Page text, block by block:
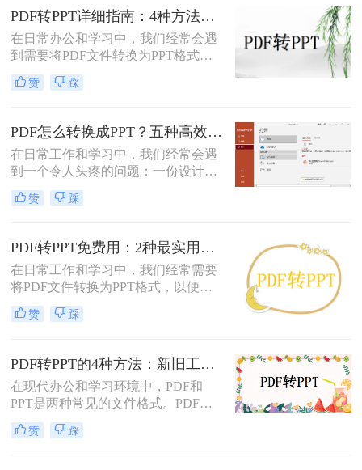
ppt文档呢？本文将介绍三种常用的
PDF转PPT的方法，帮助您轻松完成
PDF到PPT的转换。
PDF转PPT详细指南：4种方法的参数配置和输出效果调优！
在日常办公和学习中，我们经常会遇
到需要将PDF文件转换为PPT格式的
情况。无论是为了便于演示还是进一
步编辑，掌握有效的转换方法都是必
本文将详细介绍几种常用的方法。
赞 踩
PDF怎么转换成PPT？五种高效方法，适用不同场景全解析！
在日常工作和学习中，我们经常会遇
到一个令人头疼的问题：一份设计精
美、内容详实的PDF文档，需要被转
换为可编辑、可演示的
修改内容、调整逻辑，或是直接用于
会议汇报。然而，由于PDF格式本身
是为了稳定显示而非编辑而设计的，
这项转换工作常常伴随着格式错乱、
排版混乱、图片丢失等“车祸现场”。
赞 踩
PDF转PPT免费用：2种最实用的操作路径和避坑要点！
在日常工作和学习中，我们经常需要
将PDF文件转换为PPT格式，以便进
行演示或编辑。那么怎么把pdf转换成
ppt免费呢？本文将介绍两种免费将
完成转换任务。
赞 踩
PDF转PPT的4种方法：新旧工具对比，哪个更适合批量转换！
在现代办公和学习环境中，PDF和
PPT是两种常见的文件格式。PDF文
件因其跨平台性和不易修改性而广受
欢迎，而PPT则因其强大的演示功能
赞 踩